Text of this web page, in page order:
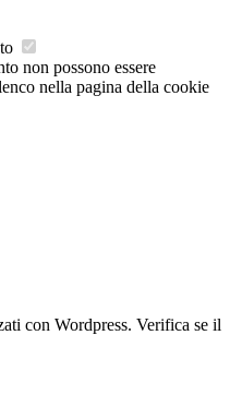
non possono essere
nella pagina della cookie
con Wordpress. Verifica se il